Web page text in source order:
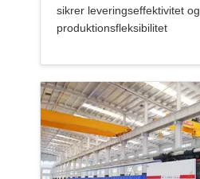
sikrer leveringseffektivitet og
produktionsfleksibilitet